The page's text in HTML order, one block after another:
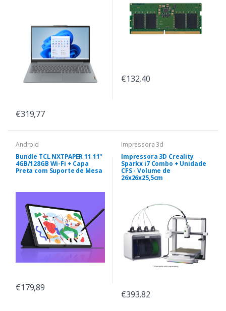
€319,77
€132,40
Android
Bundle TCL NXTPAPER 11 11"
4GB/128GB Wi-Fi + Capa
Preta com Suporte de Mesa
€179,89
Impressora 3d
Impressora 3D Creality
Sparkx i7 Combo + Unidade
CFS - Volume de
26x26x25,5cm
€393,82